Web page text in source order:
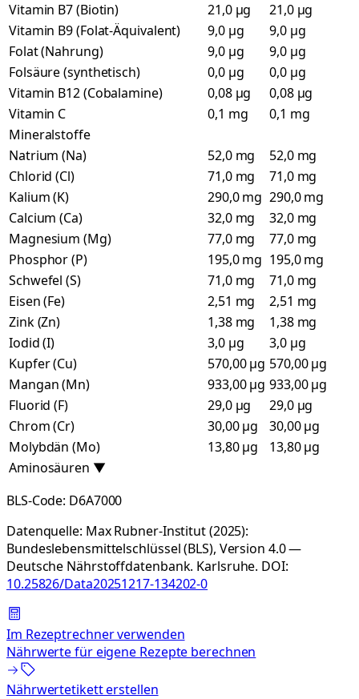
Vitamin B7 (Biotin)
21,0 µg
21,0 µg
Vitamin B9 (Folat-Äquivalent)
9,0 µg
9,0 µg
Folat (Nahrung)
9,0 µg
9,0 µg
Folsäure (synthetisch)
0,0 µg
0,0 µg
Vitamin B12 (Cobalamine)
0,08 µg
0,08 µg
Vitamin C
0,1 mg
0,1 mg
Mineralstoffe
Natrium (Na)
52,0 mg
52,0 mg
Chlorid (Cl)
71,0 mg
71,0 mg
Kalium (K)
290,0 mg 290,0 mg
Calcium (Ca)
32,0 mg
32,0 mg
Magnesium (Mg)
77,0 mg
77,0 mg
Phosphor (P)
195,0 mg 195,0 mg
Schwefel (S)
71,0 mg
71,0 mg
Eisen (Fe)
2,51 mg
2,51 mg
Zink (Zn)
1,38 mg
1,38 mg
Iodid (I)
3,0 µg
3,0 µg
Kupfer (Cu)
570,00 µg 570,00 µg
Mangan (Mn)
933,00 µg 933,00 µg
Fluorid (F)
29,0 µg
29,0 µg
Chrom (Cr)
30,00 µg
30,00 µg
Molybdän (Mo)
13,80 µg
13,80 µg
Aminosäuren ▼
BLS-Code: D6A7000
Datenquelle: Max Rubner-Institut (2025):
Bundeslebensmittelschlüssel (BLS), Version 4.0 —
Deutsche Nährstoffdatenbank. Karlsruhe. DOI:
10.25826/Data20251217-134202-0
Im Rezeptrechner verwenden
Nährwerte für eigene Rezepte berechnen
Nährwertetikett erstellen